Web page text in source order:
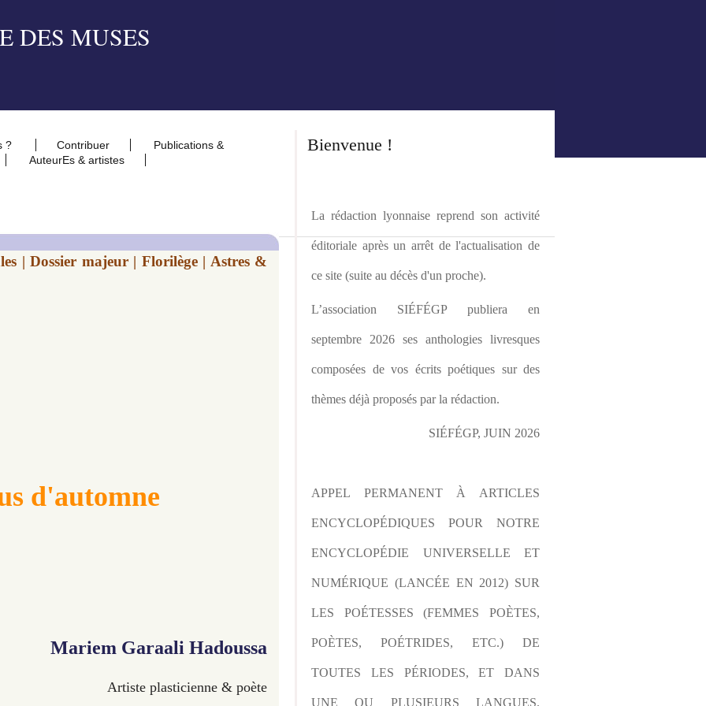
? Contribuer
Publications &
AuteurEs & artistes
| Dossier majeur | Florilège | Astres &
d'automne
Mariem Garaali Hadoussa
Artiste plasticienne & poète
Bienvenue !
La rédaction lyonnaise reprend son activité
éditoriale après un arrêt de l'actualisation de
ce site (suite au décès d'un proche).
L’association SIÉFÉGP publiera en
septembre 2026 ses anthologies livresques
composées de vos écrits poétiques sur des
thèmes déjà proposés par la rédaction.
SIÉFÉGP, JUIN 2026
APPEL PERMANENT À ARTICLES
ENCYCLOPÉDIQUES POUR NOTRE
ENCYCLOPÉDIE UNIVERSELLE ET
NUMÉRIQUE (LANCÉE EN 2012) SUR
LES POÉTESSES (FEMMES POÈTES,
POÈTES, POÉTRIDES, ETC.) DE
TOUTES LES PÉRIODES, ET DANS
UNE OU PLUSIEURS LANGUES.